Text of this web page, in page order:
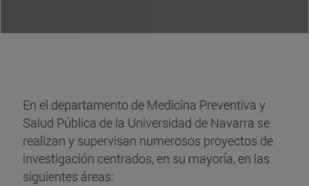
En el departamento de Medicina Preventiva y
Salud Pública de la Universidad de Navarra se
realizan y supervisan numerosos proyectos de
investigación centrados, en su mayoría, en las
siguientes áreas: